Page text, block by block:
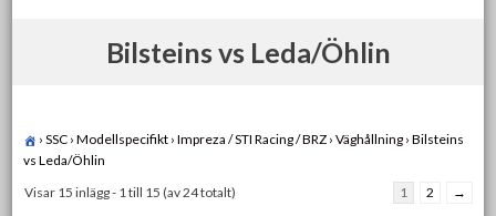
Bilsteins vs Leda/Öhlin
› SSC › Modellspecifikt › Impreza / STI Racing / BRZ › Väghållning › Bilsteins
vs Leda/Öhlin
Visar 15 inlägg - 1 till 15 (av 24 totalt)
1 2 →